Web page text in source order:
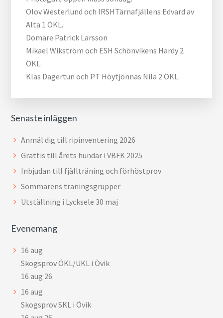
Olov Westerlund och IRSHTärnafjällens Edvard av
Alta 1 ÖKL.
Domare Patrick Larsson
Mikael Wikström och ESH Schönvikens Hardy 2
ÖKL.
Klas Dagertun och PT Höytjönnas Nila 2 ÖKL.
Senaste inläggen
Anmäl dig till ripinventering 2026
Grattis till årets hundar i VBFK 2025
Inbjudan till fjällträning och förhöstprov
Sommarens träningsgrupper
Utställning i Lycksele 30 maj
Evenemang
16 aug
Skogsprov ÖKL/UKL i Övik
16 aug 26
16 aug
Skogsprov SKL i Övik